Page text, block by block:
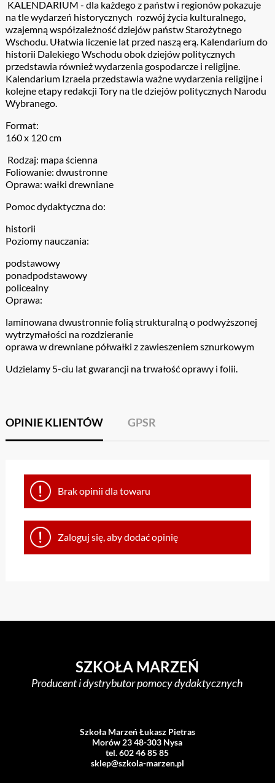
KALENDARIUM - dla każdego z państw i regionów pokazuje
na tle wydarzeń historycznych rozwój życia kulturalnego,
wzajemną współzależność dziejów państw Starożytnego
Wschodu. Ułatwia liczenie lat przed naszą erą. Kalendarium do
historii Dalekiego Wschodu obok dziejów politycznych
przedstawia również wydarzenia gospodarcze i religijne.
Kalendarium Izraela przedstawia ważne wydarzenia religijne i
kolejne etapy redakcji Tory na tle dziejów politycznych Narodu
Wybranego.
Format:
160 x 120 cm
Rodzaj: mapa ścienna
Foliowanie: dwustronne
Oprawa: wałki drewniane
Pomoc dydaktyczna do:
historii
Poziomy nauczania:
podstawowy
ponadpodstawowy
policealny
Oprawa:
laminowana dwustronnie folią strukturalną o podwyższonej
wytrzymałości na rozdzieranie
oprawa w drewniane półwałki z zawieszeniem sznurkowym
Udzielamy 5-ciu lat gwarancji na trwałość oprawy i folii.
OPINIE KLIENTÓW GPSR
Brak opinii dla towaru
Zaloguj się, aby dodać opinię
SZKOŁA MARZEŃ
Producent i dystrybutor pomocy dydaktycznych
Szkoła Marzeń Łukasz Pietras
Morów 23 48-303 Nysa
tel. 602 46 85 85
sklep@szkola-marzen.pl